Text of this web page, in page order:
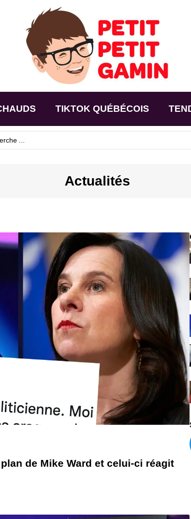
TIKTOK QUÉBÉCOIS
Actualités
de Mike Ward et celui-ci réagit